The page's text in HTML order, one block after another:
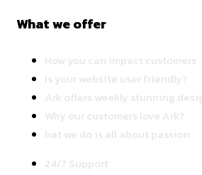
What we offer
How you can impact customers
Is your website user friendly?
Ark offers weekly stunning
Why our customers love Ark?
hat we do is all about passion
24/7 Support